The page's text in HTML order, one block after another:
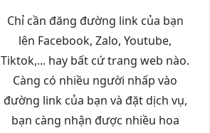
Chỉ cần đăng đường link của bạn
lên Facebook, Zalo, Youtube,
Tiktok,... hay bất cứ trang web nào.
Càng có nhiều người nhấp vào
đường link của bạn và đặt dịch vụ,
bạn càng nhận được nhiều hoa